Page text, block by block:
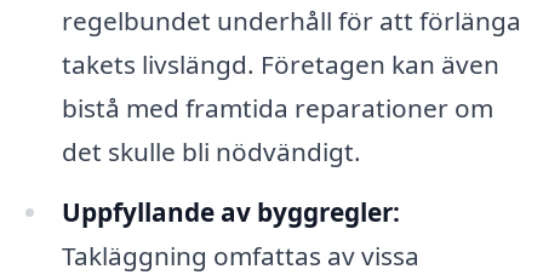
regelbundet underhåll för att förlänga
takets livslängd. Företagen kan även
bistå med framtida reparationer om
det skulle bli nödvändigt.
Uppfyllande av byggregler:
Takläggning omfattas av vissa